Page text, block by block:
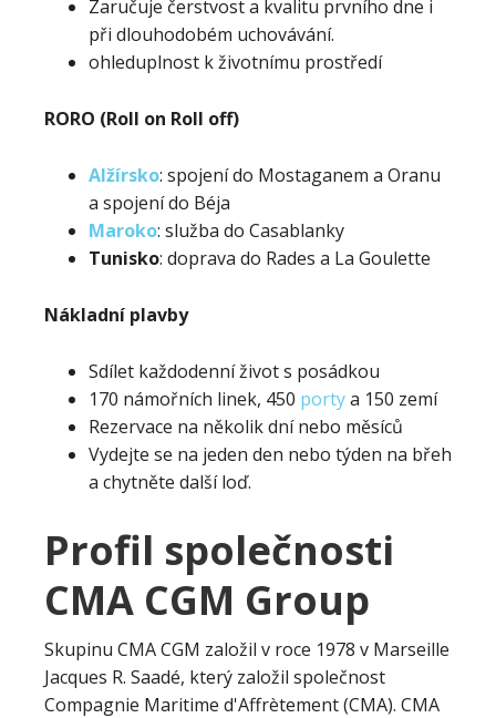
Zaručuje čerstvost a kvalitu prvního dne i
při dlouhodobém uchovávání.
ohleduplnost k životnímu prostředí
RORO (Roll on Roll off)
Alžírsko: spojení do Mostaganem a Oranu
a spojení do Béja
Maroko: služba do Casablanky
Tunisko: doprava do Rades a La Goulette
Nákladní plavby
Sdílet každodenní život s posádkou
170 námořních linek, 450 portya 150 zemí
Rezervace na několik dní nebo měsíců
Vydejte se na jeden den nebo týden na břeh
a chytněte další loď.
Profil společnosti
CMA CGM Group
Skupinu CMA CGM založil v roce 1978 v Marseille
Jacques R. Saadé, který založil společnost
Compagnie Maritime d'Affrètement (CMA). CMA